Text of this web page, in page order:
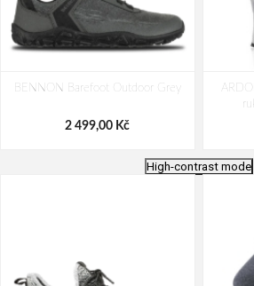
BENNON Barefoot Outdoor Grey
2 499,00 Kč
High-contrast mode